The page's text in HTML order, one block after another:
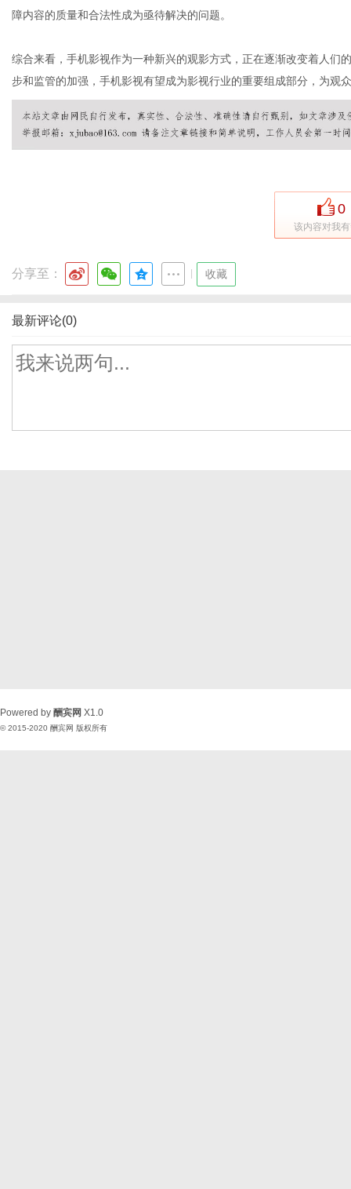
障内容的质量和合法性成为亟待解决的问题。
综合来看，手机影视作为一种新兴的观影方式，正在逐渐改变着人们
步和监管的加强，手机影视有望成为影视行业的重要组成部分，为观
0
该内容对我
分享至： 收藏
最新评论(0)
Powered by 酬宾网 X1.0
© 2015-2020 酬宾网 版权所有